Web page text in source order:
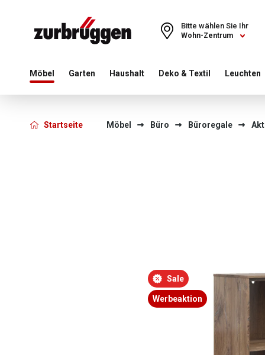
Choose a different country or region to see content for your
Wohn-Zentrum
Bitte wählen Sie Ihr
Möbel Garten Haushalt Deko & Textil Leuchten
Startseite Möbel Büro Büroregale
Sale
Werbeaktion